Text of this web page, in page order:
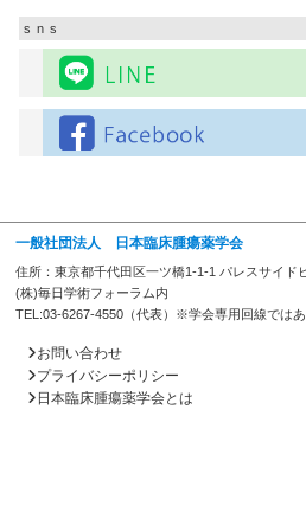
sns
一般社団法人 日本臨床腫瘍薬学会
住所：東京都千代田区一ツ橋1-1-1 パレスサイ
(株)毎日学術フォーラム内
TEL:03-6267-4550（代表）※学会専用回線では
お問い合わせ
プライバシーポリシー
日本臨床腫瘍薬学会とは